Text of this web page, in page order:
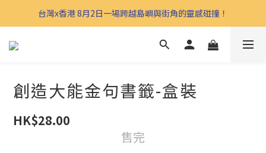
台灣x香港 8月2日一場跨越島嶼與街角的靈感碰撞！
創造大能金句書籤-盒裝
HK$28.00
售完